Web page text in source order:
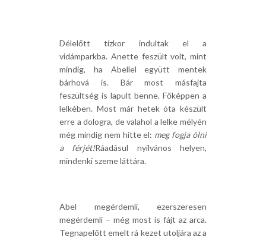
Délelőtt tízkor indultak el a
vidámparkba. Anette feszült volt, mint
mindig, ha Abellel együtt mentek
bárhová is. Bár most másfajta
feszültség is lapult benne. Főképpen a
lelkében. Most már hetek óta készült
erre a dologra, de valahol a lelke mélyén
még mindig nem hitte el: meg fogja ölni
a férjét!Ráadásul nyilvános helyen,
mindenki szeme láttára.
Abel megérdemli, ezerszeresen
megérdemli – még most is fájt az arca.
Tegnapelőtt emelt rá kezet utoljára az a